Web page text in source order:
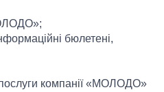
бюлетені,
компанії «МОЛОДО»